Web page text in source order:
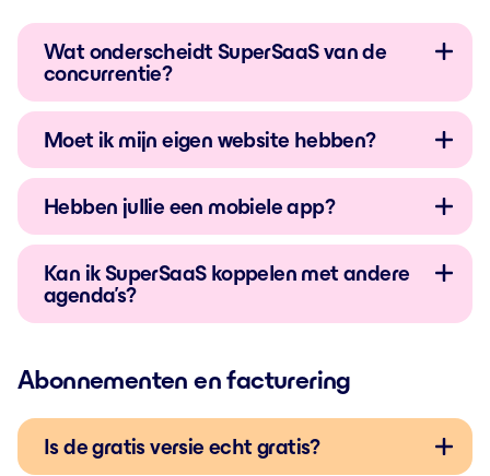
Wat onderscheidt SuperSaaS van de
concurrentie?
Moet ik mijn eigen website hebben?
Hebben jullie een mobiele app?
Kan ik SuperSaaS koppelen met andere
agenda’s?
Abonnementen en facturering
Is de gratis versie echt gratis?